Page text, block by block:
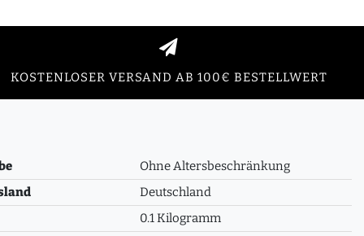
KOSTENLOSER VERSAND AB 100€ BESTELLWERT
Ohne Altersbeschränkung
Deutschland
0.1 Kilogramm